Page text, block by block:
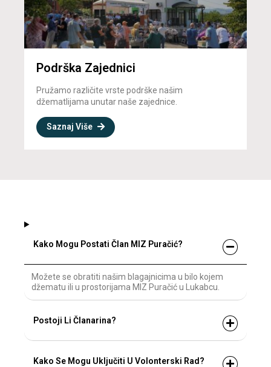
Podrška Zajednici
Pružamo različite vrste podrške našim
džematlijama unutar naše zajednice.
Saznaj Više
Kako Mogu Postati Član MIZ Puračić?
Možete se obratiti našim blagajnicima u bilo kojem
džematu ili u prostorijama MIZ Puračić u Lukabcu.
Postoji Li Članarina?
Kako Se Mogu Uključiti U Volonterski Rad?